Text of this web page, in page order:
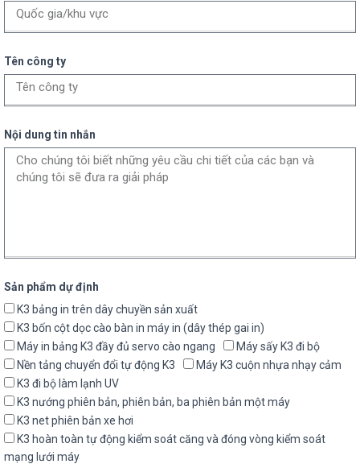
Tên công ty
Nội dung tin nhắn
Sản phẩm dự định
K3 bảng in trên dây chuyền sản xuất
K3 bốn cột dọc cào bàn in máy in (dây thép gai in)
Máy in bảng K3 đầy đủ servo cào ngang
Máy sấy K3 đi bộ
Nền tảng chuyển đổi tự động K3
Máy K3 cuộn nhựa nhạy cảm
K3 đi bộ làm lạnh UV
K3 nướng phiên bản, phiên bản, ba phiên bản một máy
K3 net phiên bản xe hơi
K3 hoàn toàn tự động kiểm soát căng và đóng vòng kiểm soát
mạng lưới máy